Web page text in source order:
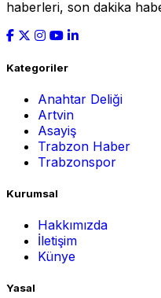
haberleri, son dakika
Kategoriler
Anahtar Deliği
Artvin
Asayiş
Trabzon Haber
Trabzonspor
Kurumsal
Hakkımızda
İletişim
Künye
Yasal